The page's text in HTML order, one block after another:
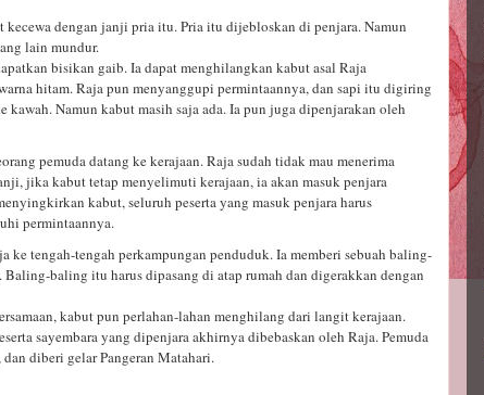
kecewa dengan janji pria itu. Pria itu dijebloskan di penjara. Namun
lain mundur.
bisikan gaib. Ia dapat menghilangkan kabut asal Raja
hitam. Raja pun menyanggupi permintaannya, dan sapi itu digiring
Namun kabut masih saja ada. Ia pun juga dipenjarakan oleh
pemuda datang ke kerajaan. Raja sudah tidak mau menerima
jika kabut tetap menyelimuti kerajaan, ia akan masuk penjara
kabut, seluruh peserta yang masuk penjara harus
permintaannya.
ke tengah-tengah perkampungan penduduk. Ia memberi sebuah baling-
Baling-baling itu harus dipasang di atap rumah dan digerakkan dengan
kabut pun perlahan-lahan menghilang dari langit kerajaan.
sayembara yang dipenjara akhirnya dibebaskan oleh Raja. Pemuda
diberi gelar Pangeran Matahari.